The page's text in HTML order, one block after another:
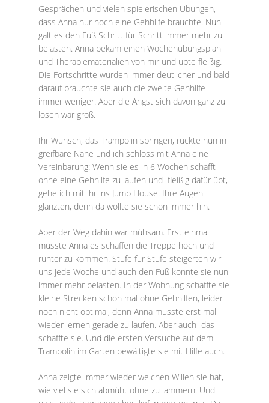
Gesprächen und vielen spielerischen Übungen,
dass Anna nur noch eine Gehhilfe brauchte. Nun
galt es den Fuß Schritt für Schritt immer mehr zu
belasten. Anna bekam einen Wochenübungsplan
und Therapiematerialien von mir und übte fleißig.
Die Fortschritte wurden immer deutlicher und bald
darauf brauchte sie auch die zweite Gehhilfe
immer weniger. Aber die Angst sich davon ganz zu
lösen war groß.
Ihr Wunsch, das Trampolin springen, rückte nun in
greifbare Nähe und ich schloss mit Anna eine
Vereinbarung: Wenn sie es in 6 Wochen schafft
ohne eine Gehhilfe zu laufen und fleißig dafür übt,
gehe ich mit ihr ins Jump House. Ihre Augen
glänzten, denn da wollte sie schon immer hin.
Aber der Weg dahin war mühsam. Erst einmal
musste Anna es schaffen die Treppe hoch und
runter zu kommen. Stufe für Stufe steigerten wir
uns jede Woche und auch den Fuß konnte sie nun
immer mehr belasten. In der Wohnung schaffte sie
kleine Strecken schon mal ohne Gehhilfen, leider
noch nicht optimal, denn Anna musste erst mal
wieder lernen gerade zu laufen. Aber auch das
schaffte sie. Und die ersten Versuche auf dem
Trampolin im Garten bewältigte sie mit Hilfe auch.
Anna zeigte immer wieder welchen Willen sie hat,
wie viel sie sich abmüht ohne zu jammern. Und